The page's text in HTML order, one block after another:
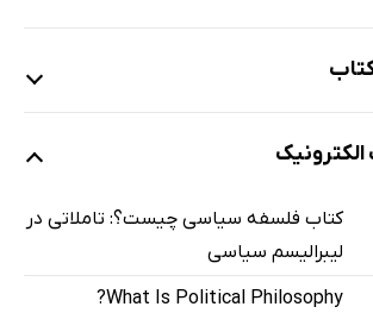
و نسبت آن با فلسفۀ اخلاق
کتاب فلسفه سیاسی چیست؟: تاملاتی در
لیبرالیسم سیاسی
What Is Political Philosophy?